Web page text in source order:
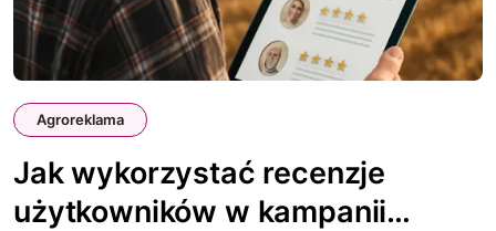
Agroreklama
Jak wykorzystać recenzje
użytkowników w kampanii